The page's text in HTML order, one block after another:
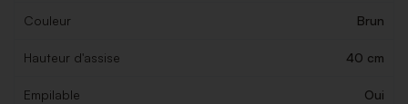
Couleur Brun
Hauteur d'assise 40 cm
Empilable Oui